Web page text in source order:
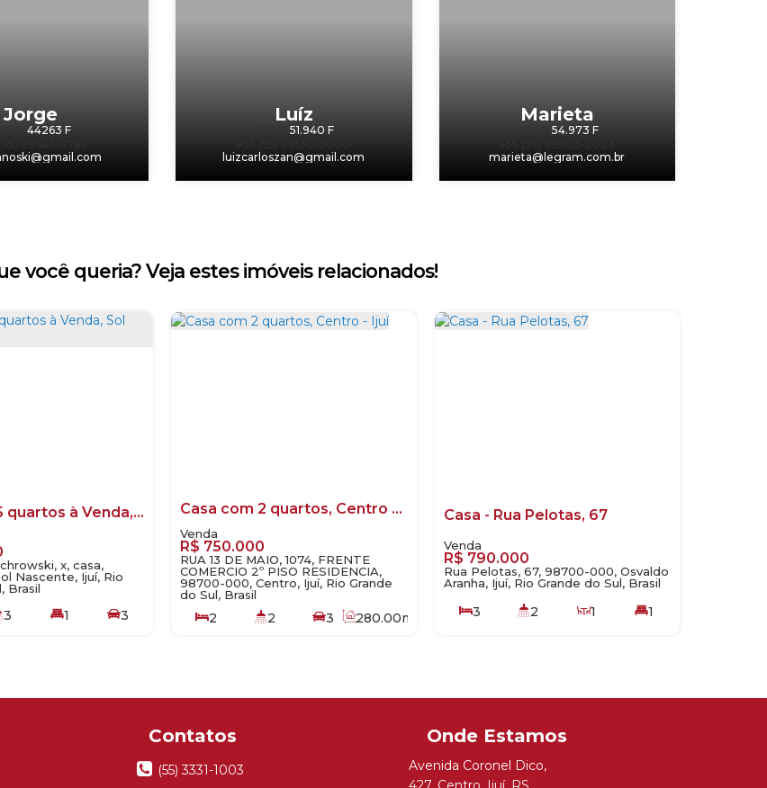
Jorge
44263 F
Luíz
51.940 F
luizcarloszan@gmail.com
Marieta
54.973 F
marieta@legram.com.br
você queria? Veja estes imóveis relacionados!
Casa com 5 quartos à Venda, Sol Nascente - Ijuí
x, casa,
Nascente, Ijuí, Rio
Brasil
3 1
3
Casa com 2 quartos, Centro - Ijuí
R$ 750.000
RUA 13 DE MAIO, 1074, FRENTE
COMERCIO 2º PISO RESIDENCIA,
98700-000, Centro, Ijuí, Rio Grande
do Sul, Brasil
2 2 3 280.00m²
Casa - Rua Pelotas, 67
R$ 790.000
Rua Pelotas, 67, 98700-000, Osvaldo
Aranha, Ijuí, Rio Grande do Sul, Brasil
3 2 1
1
(55) 3331-1003 Avenida Coronel Dico,